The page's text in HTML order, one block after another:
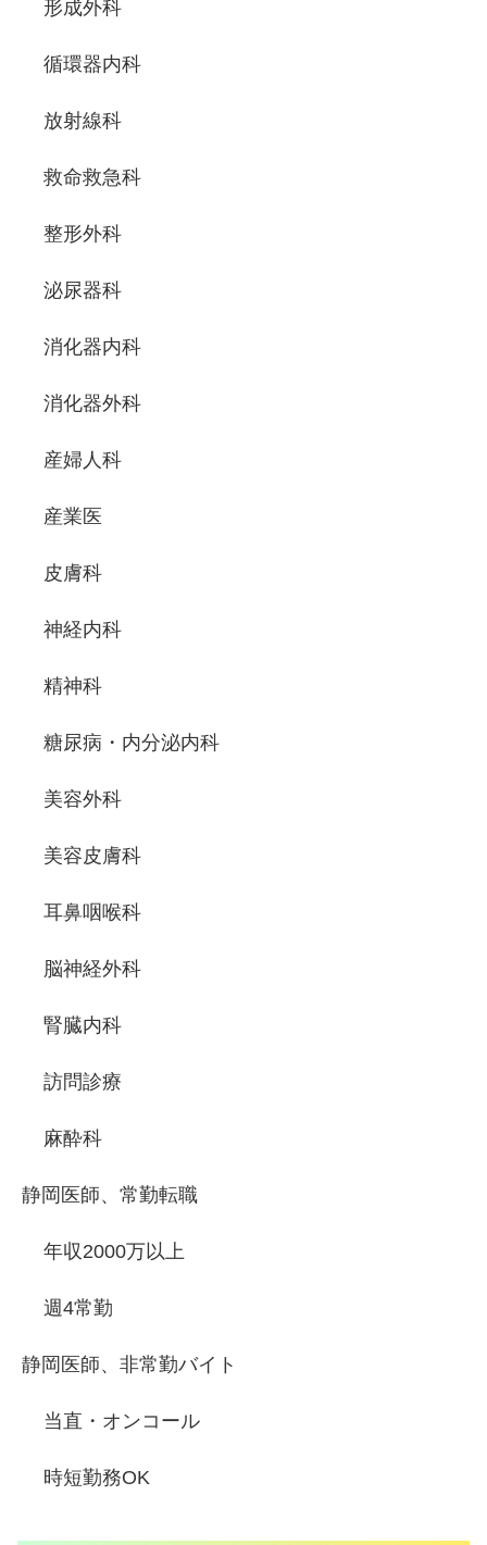
形成外科
循環器内科
放射線科
救命救急科
整形外科
泌尿器科
消化器内科
消化器外科
産婦人科
産業医
皮膚科
神経内科
精神科
糖尿病・内分泌内科
美容外科
美容皮膚科
耳鼻咽喉科
脳神経外科
腎臓内科
訪問診療
麻酔科
静岡医師、常勤転職
年収2000万以上
週4常勤
静岡医師、非常勤バイト
当直・オンコール
時短勤務OK